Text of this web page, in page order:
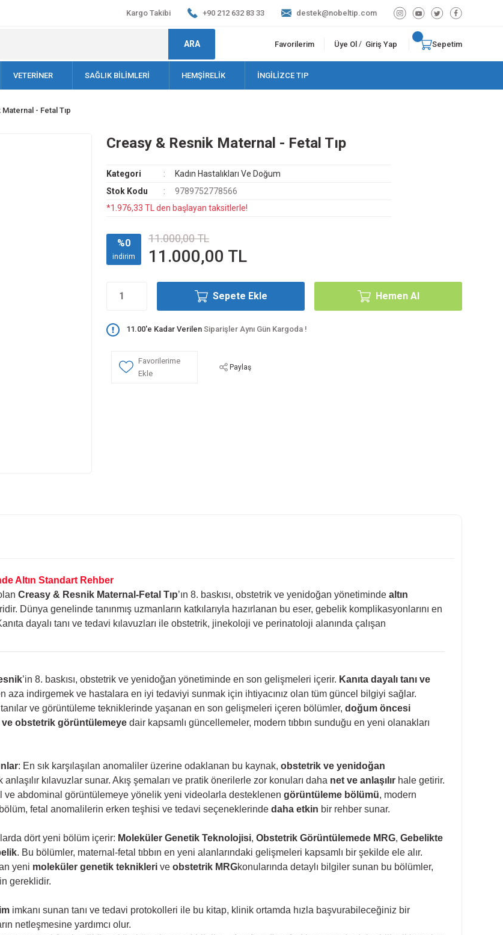
Kargo Takibi +90 212 632 83 33 destek@nobeltip.com
ARA Favorilerim Üye Ol / Giriş Yap Sepetim
VETERİNER SAĞLIK BİLİMLERİ HEMŞİRELİK İNGİLİZCE TIP
- Fetal Tıp
Creasy & Resnik Maternal - Fetal Tıp
Kategori
Kadın Hastalıkları Ve Doğum
Stok Kodu
9789752778566
*1.976,33 TL den başlayan taksitlerle!
%0
indirim
11.000,00 TL
11.000,00 TL
Sepete Ekle Hemen Al
11.00'e Kadar Verilen Siparişler Aynı Gün Kargoda !
Paylaş
Altın Standart Rehber
Creasy & Resnik Maternal-Fetal Tıp’ın 8. baskısı, obstetrik ve yenidoğan yönetiminde altın
Dünya genelinde tanınmış uzmanların katkılarıyla hazırlanan bu eser, gebelik komplikasyonlarını en
dayalı tanı ve tedavi kılavuzları ile obstetrik, jinekoloji ve perinatoloji alanında çalışan
’in 8. baskısı, obstetrik ve yenidoğan yönetiminde en son gelişmeleri içerir. Kanıta dayalı tanı ve
aza indirgemek ve hastalara en iyi tedaviyi sunmak için ihtiyacınız olan tüm güncel bilgiyi sağlar.
ve görüntüleme tekniklerinde yaşanan en son gelişmeleri içeren bölümler, doğum öncesi
obstetrik görüntülemeye dair kapsamlı güncellemeler, modern tıbbın sunduğu en yeni olanakları
: En sık karşılaşılan anomaliler üzerine odaklanan bu kaynak, obstetrik ve yenidoğan
kılavuzlar sunar. Akış şemaları ve pratik önerilerle zor konuları daha net ve anlaşılır hale getirir.
ve abdominal görüntülemeye yönelik yeni videolarla desteklenen görüntüleme bölümü, modern
fetal anomalilerin erken teşhisi ve tedavi seçeneklerinde daha etkin bir rehber sunar.
dört yeni bölüm içerir: Moleküler Genetik Teknolojisi, Obstetrik Görüntülemede MRG, Gebelikte
. Bu bölümler, maternal-fetal tıbbın en yeni alanlarındaki gelişmeleri kapsamlı bir şekilde ele alır.
yeni moleküler genetik teknikleri ve obstetrik MRGkonularında detaylı bilgiler sunan bu bölümler,
gereklidir.
imkanı sunan tanı ve tedavi protokolleri ile bu kitap, klinik ortamda hızla başvurabileceğiniz bir
netleşmesine yardımcı olur.